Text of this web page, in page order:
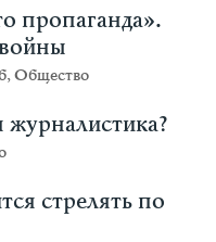
пропаганда».
,Общество
журналистика?
стрелять по